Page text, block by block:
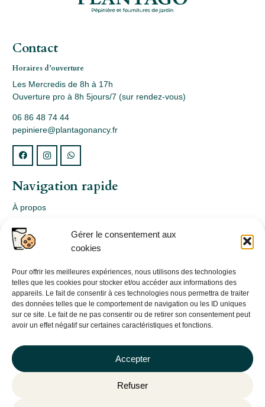
Gérer le consentement aux
cookies
Pour offrir les meilleures expériences, nous utilisons des technologies
telles que les cookies pour stocker et/ou accéder aux informations des
appareils. Le fait de consentir à ces technologies nous permettra de traiter
des données telles que le comportement de navigation ou les ID uniques
sur ce site. Le fait de ne pas consentir ou de retirer son consentement peut
avoir un effet négatif sur certaines caractéristiques et fonctions.
Accepter
Refuser
Contact
Horaires d’ouverture
Les Mercredis de 8h à 17h
Ouverture pro à 8h 5jours/7 (sur rendez-vous)
06 86 48 74 44
pepiniere@plantagonancy.fr
Navigation rapide
À propos
Webshop
Nos produits
Conception
Consultation
Contact
Informations légales
Politique de confidentialité
Politique de cookies (UE)